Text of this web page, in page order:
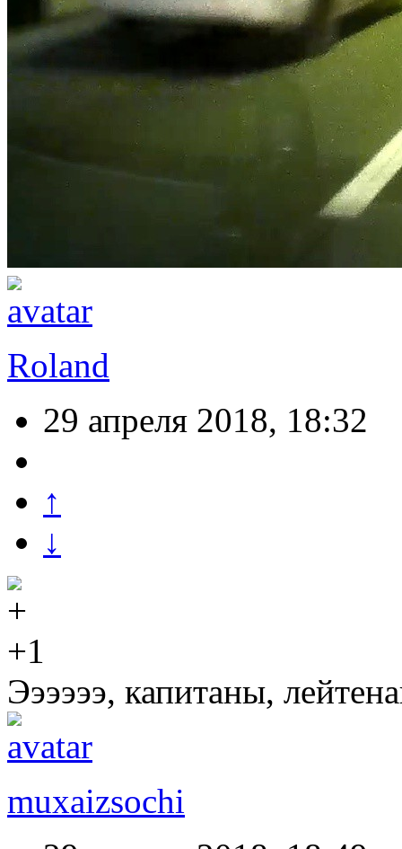
Roland
29 апреля 2018, 18:32
↑
↓
+1
Ээээээ, капитаны,
muxaizsochi